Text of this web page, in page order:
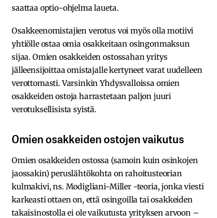
saattaa optio-ohjelma laueta.
Osakkeenomistajien verotus voi myös olla motiivi
yhtiölle ostaa omia osakkeitaan osingonmaksun
sijaa. Omien osakkeiden ostossahan yritys
jälleensijoittaa omistajalle kertyneet varat uudelleen
verottomasti. Varsinkin Yhdysvalloissa omien
osakkeiden ostoja harrastetaan paljon juuri
verotuksellisista syistä.
Omien osakkeiden ostojen vaikutus
Omien osakkeiden ostossa (samoin kuin osinkojen
jaossakin) peruslähtökohta on rahoitusteorian
kulmakivi, ns. Modigliani-Miller -teoria, jonka viesti
karkeasti ottaen on, että osingoilla tai osakkeiden
takaisinostolla ei ole vaikutusta yrityksen arvoon –